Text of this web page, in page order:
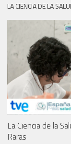
LA CIENCIA DE LA
La Ciencia de la
Raras